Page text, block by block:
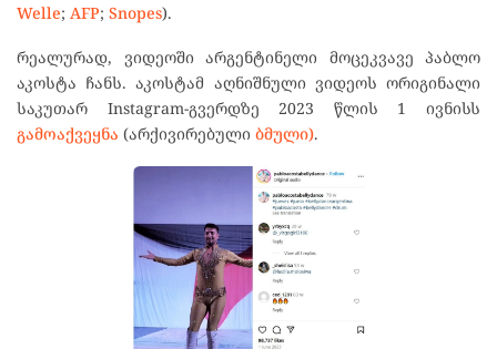
Welle; AFP; Snopes).
რეალურად, ვიდეოში არგენტინელი მოცეკვავე პაბლო
აკოსტა ჩანს. აკოსტამ აღნიშნული ვიდეოს ორიგინალი
საკუთარ Instagram-გვერდზე 2023 წლის 1 ივნისს
გამოაქვეყნა (არქივირებული ბმული).